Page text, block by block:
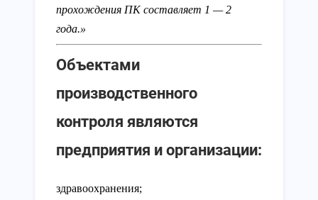
прохождения ПК составляет 1 — 2
года.»
Объектами
производственного
контроля являются
предприятия и организации:
здравоохранения;